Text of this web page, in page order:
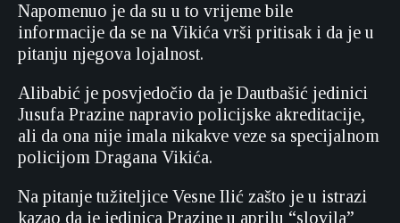
Napomenuo je da su u to vrijeme bile
informacije da se na Vikića vrši pritisak i da je u
pitanju njegova lojalnost.
Alibabić je posvjedočio da je Dautbašić jedinici
Jusufa Prazine napravio policijske akreditacije,
ali da ona nije imala nikakve veze sa specijalnom
policijom Dragana Vikića.
Na pitanje tužiteljice Vesne Ilić zašto je u istrazi
kazao da je jedinica Prazine u aprilu “slovila”